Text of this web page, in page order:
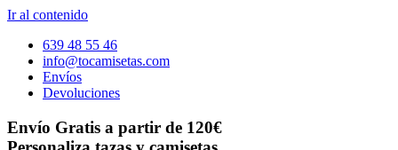
Ir al contenido
639 48 55 46
info@tocamisetas.com
Envíos
Devoluciones
Envío Gratis a partir de 120€